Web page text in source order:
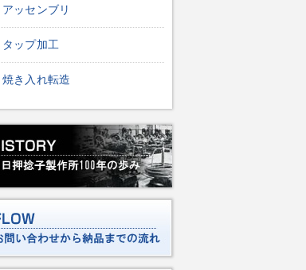
アッセンブリ
タップ加工
焼き入れ転造